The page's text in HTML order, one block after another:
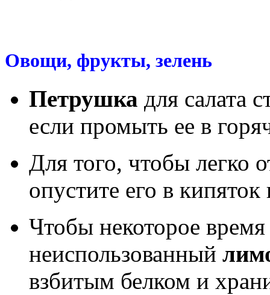
Овощи, фрукты, зелень
Петрушка для салата
если промыть ее в
Для того, чтобы легко
опустите его в
Чтобы некоторое
неиспользованный
взбитым белком и